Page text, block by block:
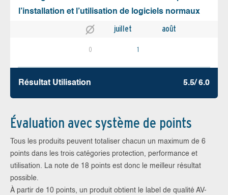
l’installation et l’utilisation de logiciels normaux
juillet août
0 1
Résultat Utilisation 5.5/ 6.0
Évaluation avec système de points
Tous les produits peuvent totaliser chacun un maximum de 6
points dans les trois catégories protection, performance et
utilisation. La note de 18 points est donc le meilleur résultat
possible.
À partir de 10 points, un produit obtient le label de qualité AV-